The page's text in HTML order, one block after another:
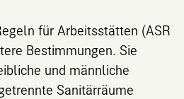
für Arbeitsstätten (ASR
Bestimmungen. Sie
und männliche
Sanitärräume